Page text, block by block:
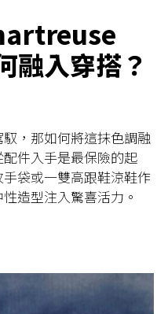
融入穿搭？
，那如何將這抹色調融
件入手是最保險的起
袋或一雙高跟鞋涼鞋作
造型注入驚喜活力。